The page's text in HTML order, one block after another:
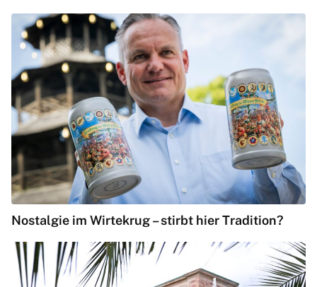
Nostalgie im Wirtekrug – stirbt hier Tradition?